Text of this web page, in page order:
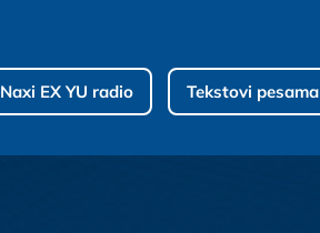
Naxi EX YU radio Tekstovi pesama